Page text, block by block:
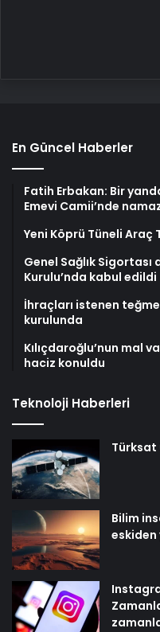
En Güncel Haberler
Fatih Erbakan: Bir
Emevi Camii’nde
Yeni Köprü Tüneli Araç
Genel Sağlık Sigortası
Kurulu’nda kabul edildi
İhraçları istenen
kurulunda
Kılıçdaroğlu’nun mal
haciz konuldu
Teknoloji Haberleri
Türksat
Bilim
eskiden